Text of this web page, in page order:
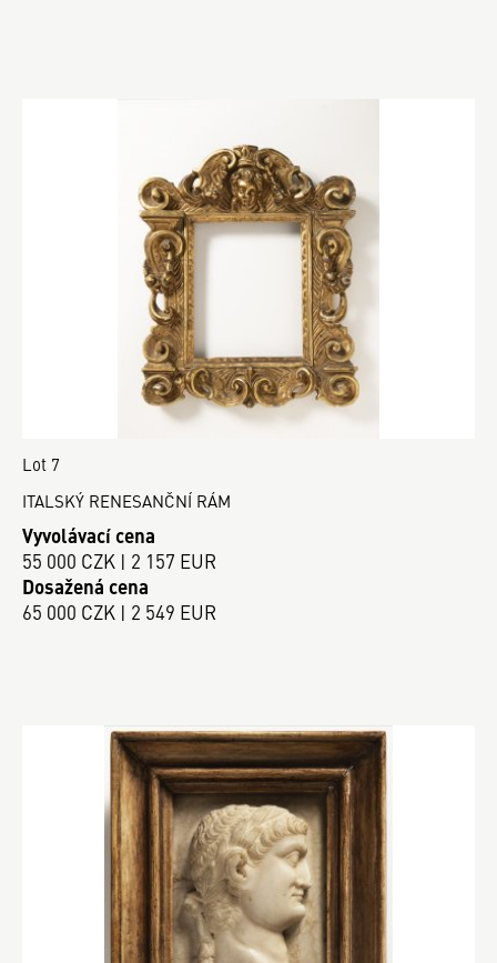
Lot 7
ITALSKÝ RENESANČNÍ RÁM
Vyvolávací cena
55 000 CZK | 2 157 EUR
Dosažená cena
65 000 CZK | 2 549 EUR